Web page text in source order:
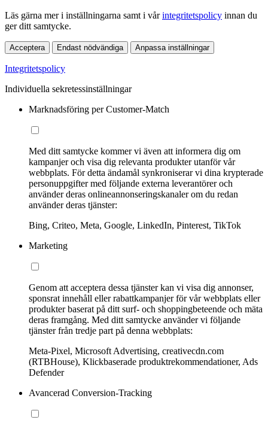
Läs gärna mer i inställningarna samt i vårintegritetspolicy innan du
ger ditt samtycke.
Acceptera Endast nödvändiga Anpassa inställningar
Integritetspolicy
Individuella sekretessinställningar
Marknadsföring per Customer-Match
Med ditt samtycke kommer vi även att informera dig om
kampanjer och visa dig relevanta produkter utanför vår
webbplats. För detta ändamål synkroniserar vi dina krypterade
personuppgifter med följande externa leverantörer och
använder deras onlineannonseringskanaler om du redan
använder deras tjänster:
Bing, Criteo, Meta, Google, LinkedIn, Pinterest, TikTok
Marketing
Genom att acceptera dessa tjänster kan vi visa dig annonser,
sponsrat innehåll eller rabattkampanjer för vår webbplats eller
produkter baserat på ditt surf- och shoppingbeteende och mäta
deras framgång. Med ditt samtycke använder vi följande
tjänster från tredje part på denna webbplats:
Meta-Pixel, Microsoft Advertising, creativecdn.com
(RTBHouse), Klickbaserade produktrekommendationer, Ads
Defender
Avancerad Conversion-Tracking